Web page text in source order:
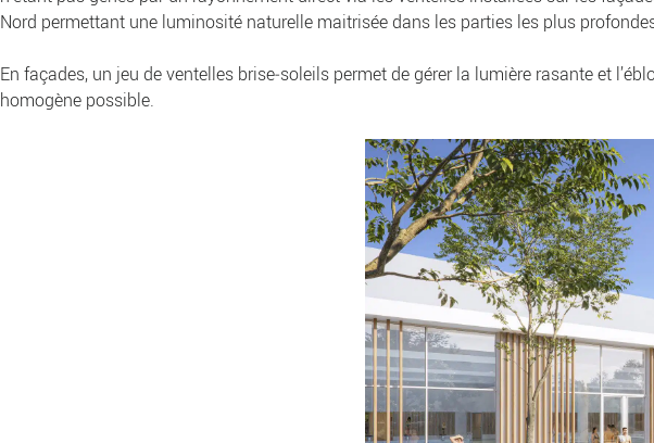
Nord permettant une luminosité naturelle maitrisée dans les parties les plus
En façades, un jeu de ventelles brise‐soleils permet de gérer la lumière rasante et
homogène possible.